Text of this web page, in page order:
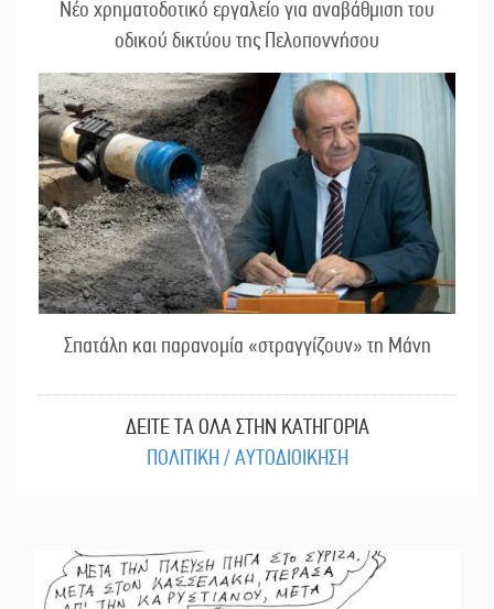
Νέο χρηματοδοτικό εργαλείο για αναβάθμιση του
οδικού δικτύου της Πελοποννήσου
Σπατάλη και παρανομία «στραγγίζουν» τη Μάνη
ΔΕΙΤΕ ΤΑ ΟΛΑ ΣΤΗΝ ΚΑΤΗΓΟΡΙΑ
ΠΟΛΙΤΙΚΗ / ΑΥΤΟΔΙΟΙΚΗΣΗ